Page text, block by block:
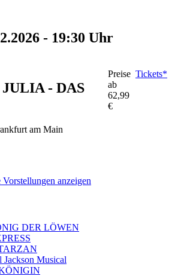
- 19:30 Uhr
- DAS
am Main
Preise
ab
62,99
€
Tickets*
anzeigen
DER LÖWEN
Musical